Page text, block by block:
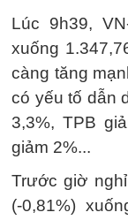
Lúc 9h39,
xuống
càng tăng
có yếu tố dẫn
3,3%, TPB
giảm 2%...
Trước giờ
(-0,81%)